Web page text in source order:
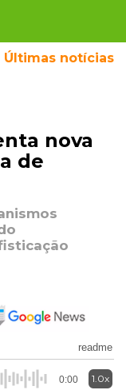
Últimas notícias
nova
de
readme
0:00 1.0x